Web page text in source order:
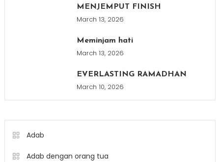
MENJEMPUT FINISH
March 13, 2026
Meminjam hati
March 13, 2026
EVERLASTING RAMADHAN
March 10, 2026
Adab
Adab dengan orang tua